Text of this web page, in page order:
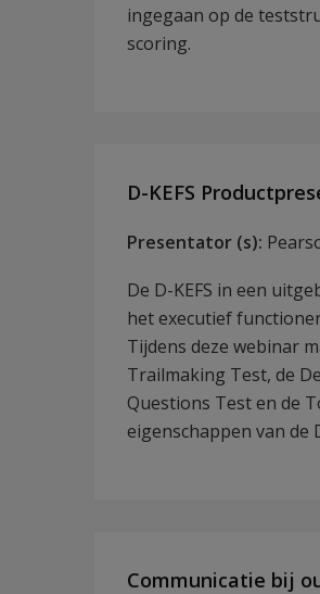
ingegaan op de
scoring.
D-KEFS
Presentator (s):
De D-KEFS in een
het executief
Tijdens deze webinar
Trailmaking Test, de
Questions Test en de
eigenschappen van de
Communicatie bij